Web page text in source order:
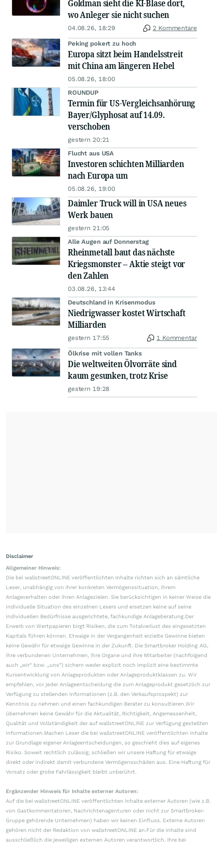
Goldman sieht die KI-Blase dort,
wo Anleger sie nicht suchen
04.08.26, 18:29 2 Kommentare
Peking pokert zu hoch
Europa sitzt beim Handelsstreit
mit China am längeren Hebel
05.08.26, 18:00
ROUNDUP
Termin für US-Vergleichsanhörung
Bayer/Glyphosat auf 14.09.
verschoben
gestern 20:21
Flucht aus USA
Investoren schichten Milliarden
nach Europa um
05.08.26, 19:00
Daimler Truck will in USA neues
Werk bauen
gestern 21:05
Alle Augen auf Donnerstag
Rheinmetall baut das nächste
Kriegsmonster – Aktie steigt vor
den Zahlen
03.08.26, 13:44
Deutschland in Krisenmodus
Niedrigwasser kostet Wirtschaft
Milliarden
gestern 17:55 1 Kommentar
Ölkrise mit vollen Tanks
Die weltweiten Ölvorräte sind
kaum gesunken, trotz Krise
gestern 19:28
Disclaimer
Allgemeiner Hinweis:
Die bei wallstreetONLINE veröffentlichten Inhalte richten sich an sämtliche
Leser, unabhängig von ihrer konkreten Vermögenssituation, ihrem
Anlageverhalten oder ihren Anlagezielen. Sie berücksichtigen in keiner Weise die
individuelle Situation des einzelnen Lesers und ersetzen keine auf seine
individuellen Bedürfnisse ausgerichtete, fachkundige Anlageberatung.Der
Erwerb von Wertpapieren birgt Risiken, die zum Totalverlust des eingesetzten
Kapitals führen können. Etwaige in der Vergangenheit erzielte Gewinne bieten
keine Gewähr für etwaige Gewinne in der Zukunft. Die Smartbroker Holding AG,
ihre verbundenen Unternehmen, ihre Organe und ihre Mitarbeiter (nachfolgend
auch „wir“ bzw. „uns“) sichern weder explizit noch implizit eine bestimmte
Kursentwicklung von Anlageprodukten oder Anlageproduktklassen zu. Wir
empfehlen, vor jeder Anlageentscheidung die zum Anlageprodukt gesetzlich zur
Verfügung zu stellenden Informationen (z.B. den Verkaufsprospekt) zur
Kenntnis zu nehmen und einen fachkundigen Berater zu konsultieren.Wir
übernehmen keine Gewähr für die Aktualität, Richtigkeit, Angemessenheit,
Qualität und Vollständigkeit der auf wallstreetONLINE zur Verfügung gestellten
Informationen.Machen Leser die bei wallstreetONLINE veröffentlichten Inhalte
zur Grundlage eigener Anlageentscheidungen, so geschieht dies auf eigenes
Risiko. Soweit rechtlich zulässig, schließen wir unsere Haftung für etwaige
direkt oder indirekt damit verbundene Vermögensschäden aus. Eine Haftung für
Vorsatz oder grobe Fahrlässigkeit bleibt unberührt.
Ergänzender Hinweis für Inhalte externer Autoren:
Auf die bei wallstreetONLINE veröffentlichten Inhalte externer Autoren (wie z.B.
von Gastkommentatoren, Nachrichtenagenturen oder nicht zur Smartbroker-
Gruppe gehörende Unternehmen) haben wir keinen Einfluss. Externe Autoren
gehören nicht der Redaktion von wallstreetONLINE an.Für die Inhalte sind
ausschließlich die jeweiligen externen Autoren verantwortlich. Ihre bei